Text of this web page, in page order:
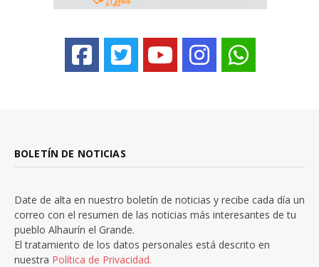
BOLETÍN DE NOTICIAS
Date de alta en nuestro boletín de noticias y recibe cada día un
correo con el resumen de las noticias más interesantes de tu
pueblo Alhaurín el Grande.
El tratamiento de los datos personales está descrito en
nuestra Política de Privacidad.